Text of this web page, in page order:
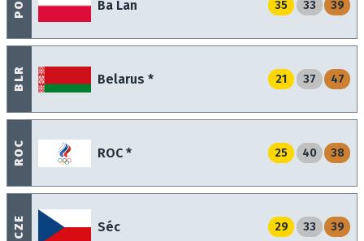
BLR Belarus * 21 37 47
CZE Séc 29 33 39
POL Ba Lan 35 33 39
ROC ROC * 25 40 38